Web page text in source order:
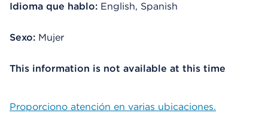
Idioma que hablo: English, Spanish
Sexo: Mujer
This information is not available at this time
Proporciono atención en varias ubicaciones.